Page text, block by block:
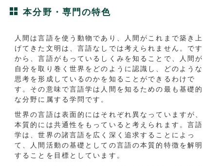
本分野・専門の特色
人間は言語を使う動物であり、人間がこれまで築き上
げてきた文明は、言語なしでは考えられません。です
から、言語がもっているしくみを知ることで、人間が
自分を取り巻く世界をどのように認識し、どのような
思考を形成しているのかを知ることができるわけで
す。その意味で言語学は人間を知るための最も基礎的
な分野に属する学問です。
世界の言語は表面的にはそれぞれ異なっていますが、
本質的には共通性をもっていると考えられます。言語
学は、世界の諸言語を広く深く追求することによっ
て、人間活動の基礎としての言語の本質的特徴を解明
することを目標としています。